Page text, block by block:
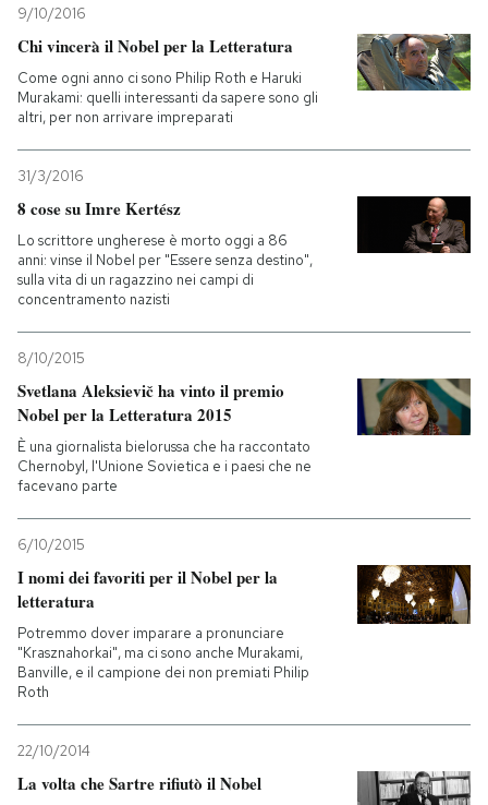
9/10/2016
Chi vincerà il Nobel per la Letteratura
Come ogni anno ci sono Philip Roth e Haruki
Murakami: quelli interessanti da sapere sono gli
altri, per non arrivare impreparati
31/3/2016
8 cose su Imre Kertész
Lo scrittore ungherese è morto oggi a 86
anni: vinse il Nobel per "Essere senza destino",
sulla vita di un ragazzino nei campi di
concentramento nazisti
8/10/2015
Svetlana Aleksievič ha vinto il premio
Nobel per la Letteratura 2015
È una giornalista bielorussa che ha raccontato
Chernobyl, l'Unione Sovietica e i paesi che ne
facevano parte
6/10/2015
I nomi dei favoriti per il Nobel per la
letteratura
Potremmo dover imparare a pronunciare
"Krasznahorkai", ma ci sono anche Murakami,
Banville, e il campione dei non premiati Philip
Roth
22/10/2014
La volta che Sartre rifiutò il Nobel